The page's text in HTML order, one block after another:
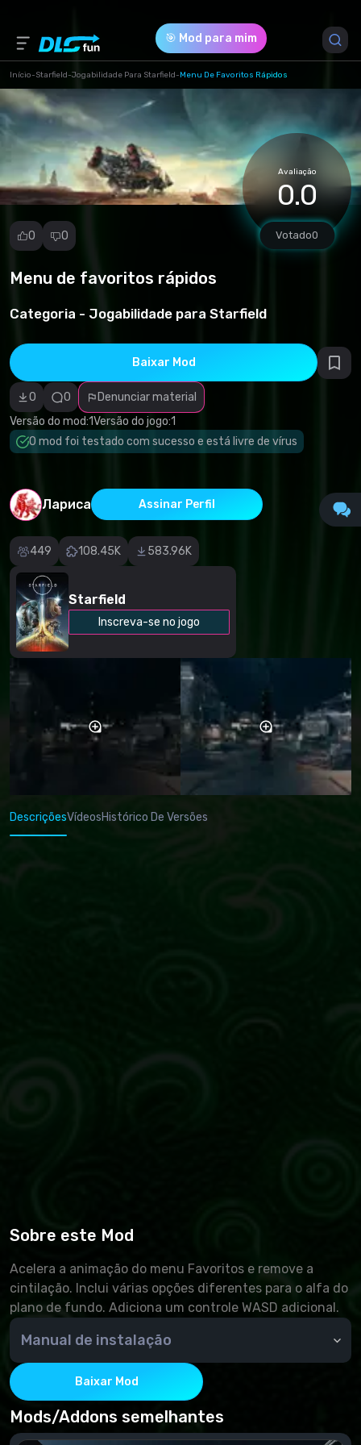
🎯 Mod para mim
Início-Starfield-Jogabilidade Para Starfield-Menu De Favoritos Rápidos
Avaliação
0.0
Votado0
0 0
Menu de favoritos rápidos
Categoria - Jogabilidade para Starfield
Baixar Mod
0 0
Denunciar material
Versão do mod:1Versão do jogo:1
O mod foi testado com sucesso e está livre de vírus
Лариса Assinar Perfil
449 108.45K 583.96K
Starfield
Inscreva-se no jogo
Denunciar
incorreta
Software
malicioso/vírus
Conteúdo não
funcional
Descrição
DescriçõesVídeosHistórico De Versões
Sobre este Mod
Acelera a animação do menu Favoritos e remove a
cintilação. Inclui várias opções diferentes para o alfa do
plano de fundo. Adiciona um controle WASD adicional.
Manual de instalação
extrair para pasta de dados.
Baixar Mod
Mods/Addons semelhantes
Versão do Jogo *
1 (1f166d83b967501d013fd1e6808f61fe.zip)
Download (2.71 Mb)